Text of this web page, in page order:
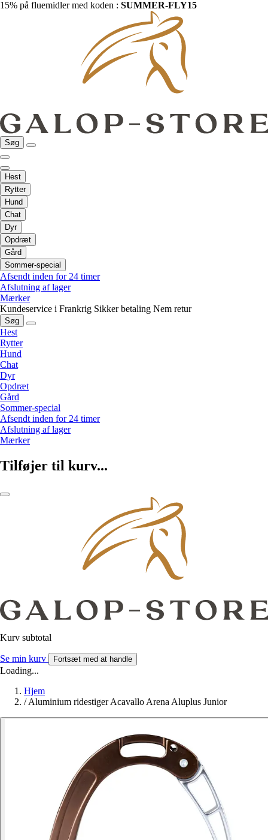
15% på fluemidler med koden : SUMMER-FLY15
Søg
Hest
Rytter
Hund
Chat
Dyr
Opdræt
Gård
Sommer-special
Afsendt inden for 24 timer
Afslutning af lager
Mærker
Kundeservice i Frankrig Sikker betaling Nem retur
Søg
Hest
Rytter
Hund
Chat
Dyr
Opdræt
Gård
Sommer-special
Afsendt inden for 24 timer
Afslutning af lager
Mærker
Tilføjer til kurv...
Kurv subtotal
Se min kurv Fortsæt med at handle
Loading...
Hjem
/ Aluminium ridestiger Acavallo Arena Aluplus Junior